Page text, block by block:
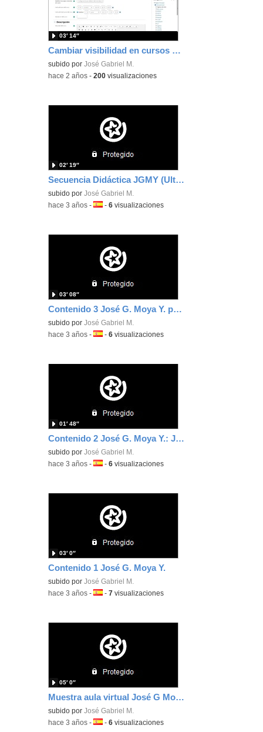
Cambiar visibilidad en cursos del aula virtual
subido porJosé Gabriel M.
03′ 14″
-hace 2 años -200 visualizaciones
Secuencia Didáctica JGMY (Ultra rápido)
subido porJosé Gabriel M.
02′ 19″
-hace 3 años -Idioma:
-6 visualizaciones
Contenido 3 José G. Moya Y. para acreditación
subido porJosé Gabriel M.
03′ 08″
-hace 3 años -Idioma:
-6 visualizaciones
Contenido 2 José G. Moya Y.: Juego Memory
subido porJosé Gabriel M.
01′ 48″
-hace 3 años -Idioma:
-6 visualizaciones
Contenido 1 José G. Moya Y.
subido porJosé Gabriel M.
03′ 0″
-hace 3 años -Idioma:
-7 visualizaciones
Muestra aula virtual José G Moya Y para acreditación - Subtítulos a fuego
subido porJosé Gabriel M.
05′ 0″
-hace 3 años -Idioma:
-6 visualizaciones